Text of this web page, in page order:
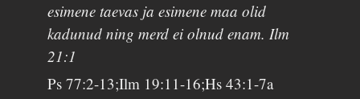
esimene taevas ja esimene maa olid
kadunud ning merd ei olnud enam. Ilm
21:1
Ps 77:2-13;Ilm 19:11-16;Hs 43:1-7a